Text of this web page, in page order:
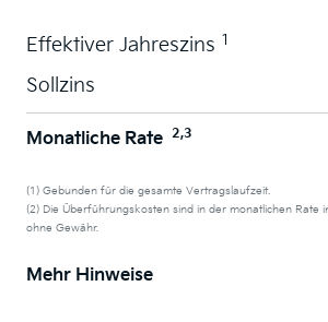
Effektiver Jahreszins 1
Sollzins
Monatliche Rate 2,3
(1) Gebunden für die gesamte Vertragslaufzeit.
(2) Die Überführungskosten sind in der monatlichen Rate
ohne Gewähr.
Mehr Hinweise